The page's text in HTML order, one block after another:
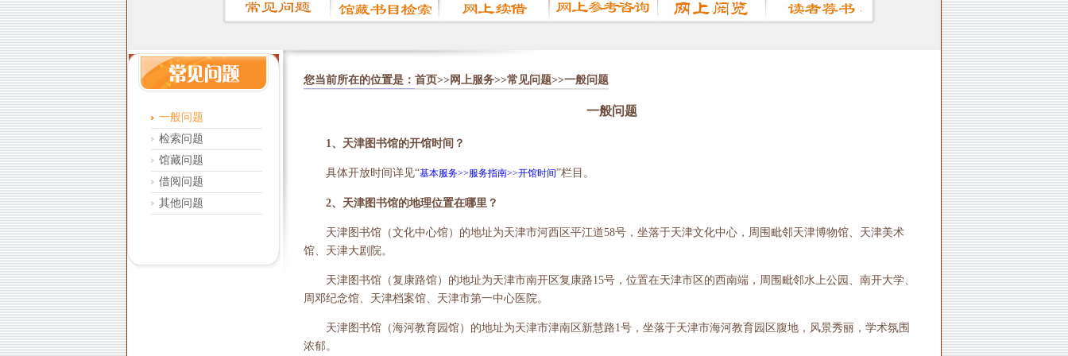
一般问题
检索问题
馆藏问题
借阅问题
其他问题
您当前所在的位置是： 首页>>网上服务>>常见问题>>一般问题
一般问题
1、天津图书馆的开馆时间？
具体开放时间详见“基本服务>>服务指南>>开馆时间”栏目。
2、天津图书馆的地理位置在哪里？
天津图书馆（文化中心馆）的地址为天津市河西区平江道58号，坐落于天津文化中心，周围毗邻天津博物馆、天津美术
馆、天津大剧院。
天津图书馆（复康路馆）的地址为天津市南开区复康路15号，位置在天津市区的西南端，周围毗邻水上公园、南开大学、
周邓纪念馆、天津档案馆、天津市第一中心医院。
天津图书馆（海河教育园馆）的地址为天津市津南区新慧路1号，坐落于天津市海河教育园区腹地，风景秀丽，学术氛围
浓郁。